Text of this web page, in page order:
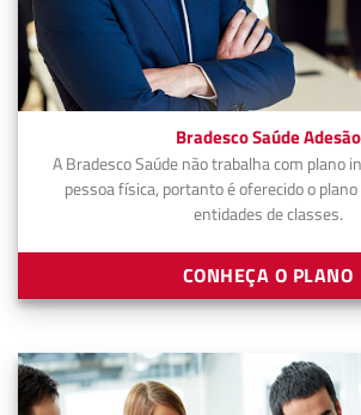
Bradesco Saúde Adesão
A Bradesco Saúde não trabalha com plano
pessoa física, portanto é oferecido o
entidades de classes.
CONHEÇA O PLANO